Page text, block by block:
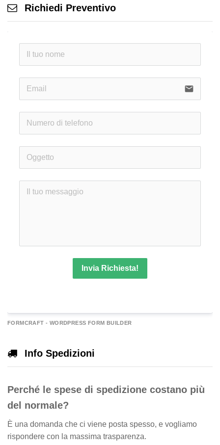
Richiedi Preventivo
email
Invia Richiesta!
n
a
FORMCRAFT - WORDPRESS FORM BUILDER
Info Spedizioni
Perché le spese di spedizione costano più
del normale?
È una domanda che ci viene posta spesso, e vogliamo
rispondere con la massima trasparenza.